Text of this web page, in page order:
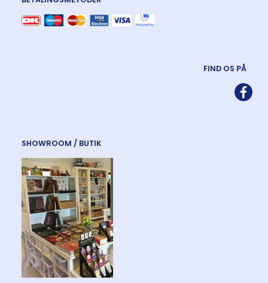
FIND OS PÅ
SHOWROOM / BUTIK